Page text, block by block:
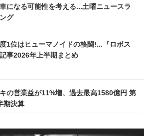
になる可能性を考える...土曜ニュースラ
グ
1位はヒューマノイドの格闘!...『ロボス
事2026年上半期まとめ
の営業益が11%増、過去最高1580億円 第
期決算